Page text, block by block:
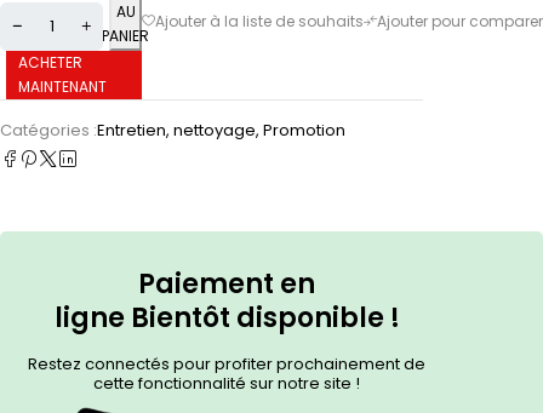
AU
PANIER
ACHETER
MAINTENANT
Catégories :Entretien, nettoyage, Promotion
Paiement en
ligne Bientôt disponible !
Restez connectés pour profiter prochainement de
cette fonctionnalité sur notre site !